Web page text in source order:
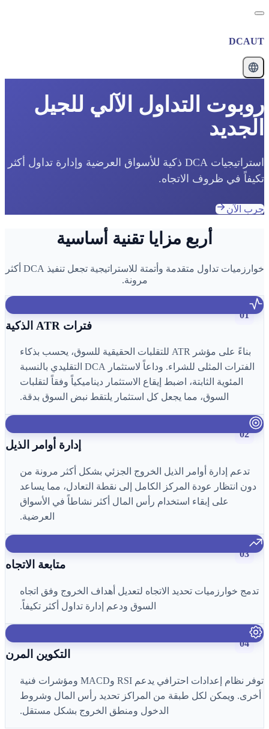
DCAUT
روبوت التداول الآلي للجيل
الجديد
استراتيجيات DCA ذكية للأسواق العرضية وإدارة تداول أكثر
تكيفاً في ظروف الاتجاه.
جرب الآن
أربع مزايا تقنية أساسية
خوارزميات تداول متقدمة وأتمتة للاستراتيجية تجعل تنفيذ DCA أكثر
مرونة.
01
فترات ATR الذكية
بناءً على مؤشر ATR للتقلبات الحقيقية للسوق، يحسب بذكاء
الفترات المثلى للشراء. وداعاً لاستثمار DCA التقليدي بالنسبة
المئوية الثابتة، اضبط إيقاع الاستثمار ديناميكياً وفقاً لتقلبات
السوق، مما يجعل كل استثمار يلتقط نبض السوق بدقة.
02
إدارة أوامر الذيل
تدعم إدارة أوامر الذيل الخروج الجزئي بشكل أكثر مرونة من
دون انتظار عودة المركز الكامل إلى نقطة التعادل، مما يساعد
على إبقاء استخدام رأس المال أكثر نشاطاً في الأسواق
العرضية.
03
متابعة الاتجاه
تدمج خوارزميات تحديد الاتجاه لتعديل أهداف الخروج وفق اتجاه
السوق ودعم إدارة تداول أكثر تكيفاً.
04
التكوين المرن
توفر نظام إعدادات احترافي يدعم RSI وMACD ومؤشرات فنية
أخرى. ويمكن لكل طبقة من المراكز تحديد رأس المال وشروط
الدخول ومنطق الخروج بشكل مستقل.